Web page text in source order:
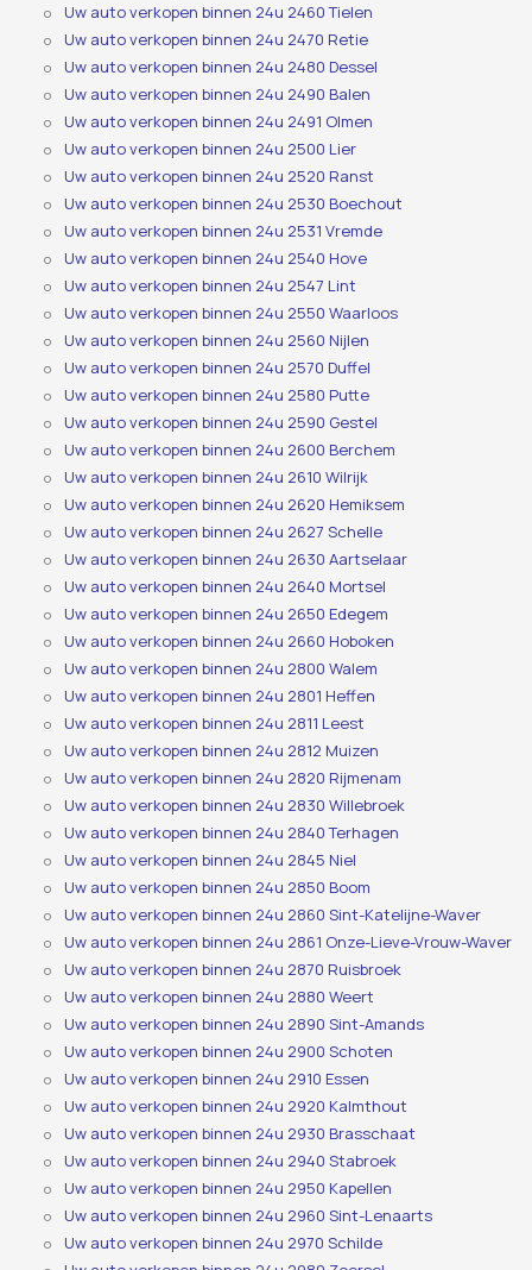
Uw auto verkopen binnen 24u 2460 Tielen
Uw auto verkopen binnen 24u 2470 Retie
Uw auto verkopen binnen 24u 2480 Dessel
Uw auto verkopen binnen 24u 2490 Balen
Uw auto verkopen binnen 24u 2491 Olmen
Uw auto verkopen binnen 24u 2500 Lier
Uw auto verkopen binnen 24u 2520 Ranst
Uw auto verkopen binnen 24u 2530 Boechout
Uw auto verkopen binnen 24u 2531 Vremde
Uw auto verkopen binnen 24u 2540 Hove
Uw auto verkopen binnen 24u 2547 Lint
Uw auto verkopen binnen 24u 2550 Waarloos
Uw auto verkopen binnen 24u 2560 Nijlen
Uw auto verkopen binnen 24u 2570 Duffel
Uw auto verkopen binnen 24u 2580 Putte
Uw auto verkopen binnen 24u 2590 Gestel
Uw auto verkopen binnen 24u 2600 Berchem
Uw auto verkopen binnen 24u 2610 Wilrijk
Uw auto verkopen binnen 24u 2620 Hemiksem
Uw auto verkopen binnen 24u 2627 Schelle
Uw auto verkopen binnen 24u 2630 Aartselaar
Uw auto verkopen binnen 24u 2640 Mortsel
Uw auto verkopen binnen 24u 2650 Edegem
Uw auto verkopen binnen 24u 2660 Hoboken
Uw auto verkopen binnen 24u 2800 Walem
Uw auto verkopen binnen 24u 2801 Heffen
Uw auto verkopen binnen 24u 2811 Leest
Uw auto verkopen binnen 24u 2812 Muizen
Uw auto verkopen binnen 24u 2820 Rijmenam
Uw auto verkopen binnen 24u 2830 Willebroek
Uw auto verkopen binnen 24u 2840 Terhagen
Uw auto verkopen binnen 24u 2845 Niel
Uw auto verkopen binnen 24u 2850 Boom
Uw auto verkopen binnen 24u 2860 Sint-Katelijne-Waver
Uw auto verkopen binnen 24u 2861 Onze-Lieve-Vrouw-Waver
Uw auto verkopen binnen 24u 2870 Ruisbroek
Uw auto verkopen binnen 24u 2880 Weert
Uw auto verkopen binnen 24u 2890 Sint-Amands
Uw auto verkopen binnen 24u 2900 Schoten
Uw auto verkopen binnen 24u 2910 Essen
Uw auto verkopen binnen 24u 2920 Kalmthout
Uw auto verkopen binnen 24u 2930 Brasschaat
Uw auto verkopen binnen 24u 2940 Stabroek
Uw auto verkopen binnen 24u 2950 Kapellen
Uw auto verkopen binnen 24u 2960 Sint-Lenaarts
Uw auto verkopen binnen 24u 2970 Schilde